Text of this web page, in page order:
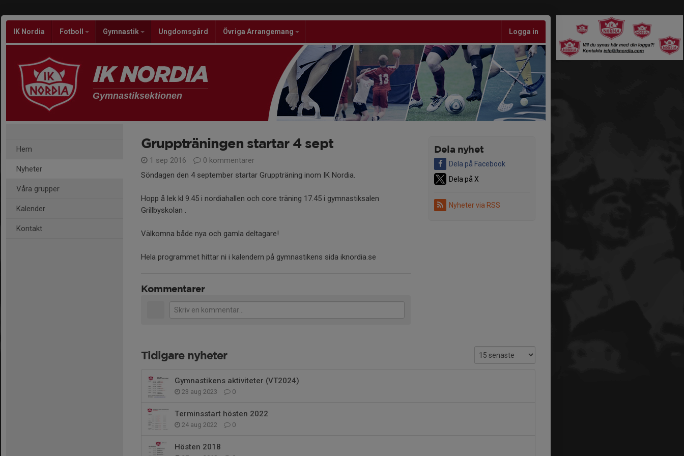
IK Nordia Fotboll Gymnastik Ungdomsgård Övriga Arrangemang Logga in
Gymnastiksektionen
Hem
Nyheter
Våra grupper
Kalender
Kontakt
Dela nyhet
Dela på Facebook
Dela på X
Nyheter via RSS
Gruppträningen startar 4 sept
1 sep 2016
0 kommentarer
Söndagen den 4 september startar Gruppträning inom IK Nordia.
Hopp å lek kl 9.45 i nordiahallen och core träning 17.45 i gymnastiksalen
Grillbyskolan .
Välkomna både nya och gamla deltagare!
Hela programmet hittar ni i kalendern på gymnastikens sida iknordia.se
Kommentarer
Tidigare nyheter
Gymnastikens aktiviteter (VT2024)
23 aug 2023 0
Terminsstart hösten 2022
24 aug 2022 0
Hösten 2018